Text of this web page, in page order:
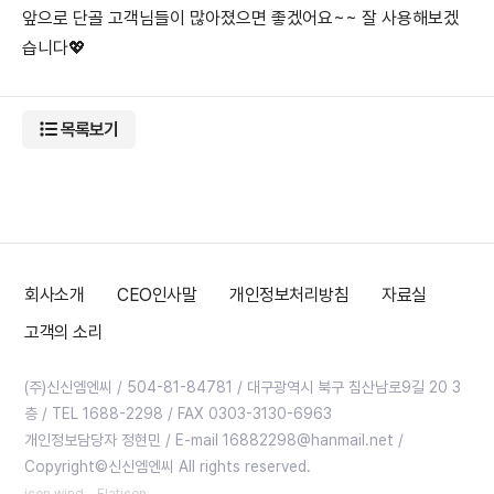
앞으로 단골 고객님들이 많아졌으면 좋겠어요~~ 잘 사용해보겠
습니다💖
목록보기
회사소개 CEO인사말 개인정보처리방침
자료실
고객의 소리
(주)신신엠엔씨 / 504-81-84781 / 대구광역시 북구 침산남로9길 20 3
층 / TEL 1688-2298 / FAX 0303-3130-6963
개인정보담당자 정현민 / E-mail 16882298@hanmail.net /
Copyright©신신엠엔씨 All rights reserved.